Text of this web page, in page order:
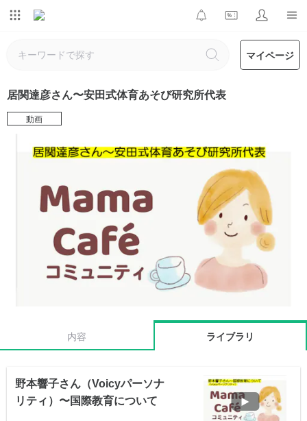
マイページ
居関達彦さん〜安田式体育あそび研究所代表
動画
内容 ライブラリ
野本響子さん（Voicyパーソナ
リティ）〜国際教育について